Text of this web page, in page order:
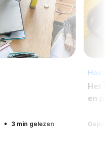
· 3 min gelezen
Hoe
Het
en